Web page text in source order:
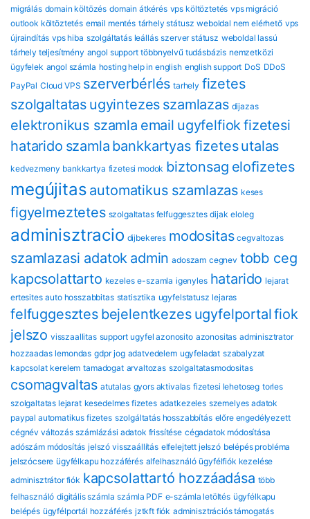
migrálás domain költözés domain átkérés vps költöztetés vps migráció
outlook költöztetés email mentés tárhely státusz weboldal nem elérhető vps
újraindítás vps hiba szolgáltatás leállás szerver státusz weboldal lassú
tárhely teljesítmény angol support többnyelvű tudásbázis nemzetközi
ügyfelek angol számla hosting help in english english support DoS DDoS
PayPal Cloud VPS szerverbérlés tarhely fizetes
szolgaltatas ugyintezes szamlazas dijazas
elektronikus szamla email ugyfelfiok fizetesi
hatarido szamla bankkartyas fizetesutalas
kedvezmeny bankkartya fizetesi modok biztonsag eloﬁzetes
megújitas automatikus szamlazas keses
figyelmeztetes szolgaltatas felfuggesztes dijak eloleg
adminisztracio dijbekeres modositas cegvaltozas
szamlazasi adatok admin adoszam cegnev tobb ceg
kapcsolattarto kezeles e-szamla igenyles hatarido lejarat
ertesites auto hosszabbitas statisztika ugyfelstatusz lejaras
felfuggesztes bejelentkezes ugyfelportalfiok
jelszo visszaallitas support ugyfel azonosito azonositas adminisztrator
hozzaadas lemondas gdpr jog adatvedelem ugyfeladat szabalyzat
kapcsolat kerelem tamadogat arvaltozas szolgaltatasmodositas
csomagvaltas atutalas gyors aktivalas fizetesi lehetoseg torles
szolgaltatas lejarat kesedelmes fizetes adatkezeles szemelyes adatok
paypal automatikus fizetes szolgáltatás hosszabbítás előre engedélyezett
cégnév változás számlázási adatok frissítése cégadatok módosítása
adószám módosítás jelszó visszaállítás elfelejtett jelszó belépés probléma
jelszócsere ügyfélkapu hozzáférés alfelhasználó ügyfélfiók kezelése
adminisztrátor fiók kapcsolattartó hozzáadása több
felhasználó digitális számla számla PDF e-számla letöltés ügyfélkapu
belépés ügyfélportál hozzáférés jztkft fiók adminisztrációs támogatás